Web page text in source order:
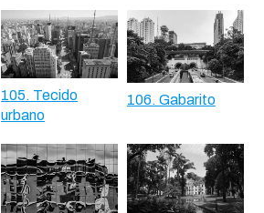
105. Tecido
urbano
106. Gabarito